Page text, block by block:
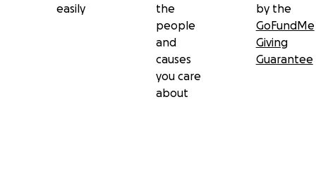
easily
the
people
and
causes
you care
about
by the
GoFundMe
Giving
Guarantee